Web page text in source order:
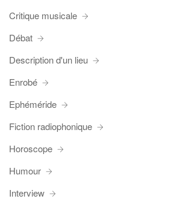
Critique musicale
Débat
Description d'un lieu
Enrobé
Ephéméride
Fiction radiophonique
Horoscope
Humour
Interview